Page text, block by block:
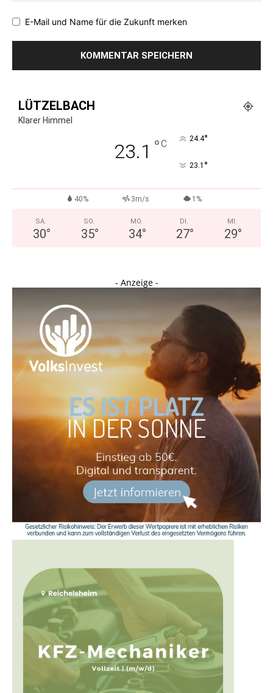
E-Mail und Name für die Zukunft merken
LÜTZELBACH
Klarer Himmel
23.1 °C 24.4°
23.1 °
40% 3m/s 1%
SA.
30°
SO.
35°
MO.
34°
DI.
27°
MI.
29°
- Anzeige -